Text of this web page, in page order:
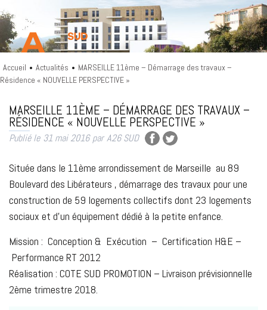
Accueil • Actualités • MARSEILLE 11ème – Démarrage des travaux –
Résidence « NOUVELLE PERSPECTIVE »
MARSEILLE 11ÈME – DÉMARRAGE DES TRAVAUX –
RÉSIDENCE « NOUVELLE PERSPECTIVE »
Publié le 31 mai 2016 par A26 SUD
Située dans le 11ème arrondissement de Marseille au 89
Boulevard des Libérateurs , démarrage des travaux pour une
construction de 59 logements collectifs dont 23 logements
sociaux et d’un équipement dédié à la petite enfance.
Mission : Conception & Exécution – Certification H&E –
Performance RT 2012
Réalisation : COTE SUD PROMOTION – Livraison prévisionnelle
2ème trimestre 2018.